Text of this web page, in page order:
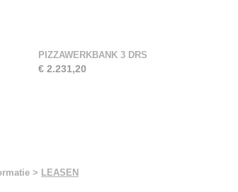
PIZZAWERKBANK 3 DRS
€ 2.231,20
> LEASEN